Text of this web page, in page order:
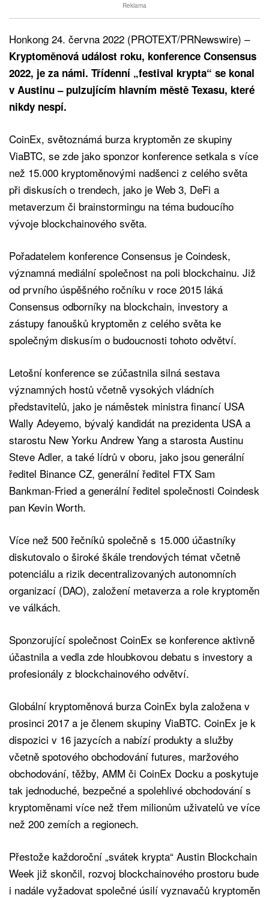
Reklama
Honkong 24. června 2022 (PROTEXT/PRNewswire) –
Kryptoměnová událost roku, konference Consensus
2022, je za námi. Třídenní „festival krypta“ se konal
v Austinu – pulzujícím hlavním městě Texasu, které
nikdy nespí.
CoinEx, světoznámá burza kryptoměn ze skupiny
ViaBTC, se zde jako sponzor konference setkala s více
než 15.000 kryptoměnovými nadšenci z celého světa
při diskusích o trendech, jako je Web 3, DeFi a
metaverzum či brainstormingu na téma budoucího
vývoje blockchainového světa.
Pořadatelem konference Consensus je Coindesk,
významná mediální společnost na poli blockchainu. Již
od prvního úspěšného ročníku v roce 2015 láká
Consensus odborníky na blockchain, investory a
zástupy fanoušků kryptoměn z celého světa ke
společným diskusím o budoucnosti tohoto odvětví.
Letošní konference se zúčastnila silná sestava
významných hostů včetně vysokých vládních
představitelů, jako je náměstek ministra financí USA
Wally Adeyemo, bývalý kandidát na prezidenta USA a
starostu New Yorku Andrew Yang a starosta Austinu
Steve Adler, a také lídrů v oboru, jako jsou generální
ředitel Binance CZ, generální ředitel FTX Sam
Bankman-Fried a generální ředitel společnosti Coindesk
pan Kevin Worth.
Více než 500 řečníků společně s 15.000 účastníky
diskutovalo o široké škále trendových témat včetně
potenciálu a rizik decentralizovaných autonomních
organizací (DAO), založení metaverza a role kryptoměn
ve válkách.
Sponzorující společnost CoinEx se konference aktivně
účastnila a vedla zde hloubkovou debatu s investory a
profesionály z blockchainového odvětví.
Globální kryptoměnová burza CoinEx byla založena v
prosinci 2017 a je členem skupiny ViaBTC. CoinEx je k
dispozici v 16 jazycích a nabízí produkty a služby
včetně spotového obchodování futures, maržového
obchodování, těžby, AMM či CoinEx Docku a poskytuje
tak jednoduché, bezpečné a spolehlivé obchodování s
kryptoměnami více než třem milionům uživatelů ve více
než 200 zemích a regionech.
Přestože každoroční „svátek krypta“ Austin Blockchain
Week již skončil, rozvoj blockchainového prostoru bude
i nadále vyžadovat společné úsilí vyznavačů kryptoměn